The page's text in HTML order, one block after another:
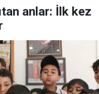
anlar: İlk kez